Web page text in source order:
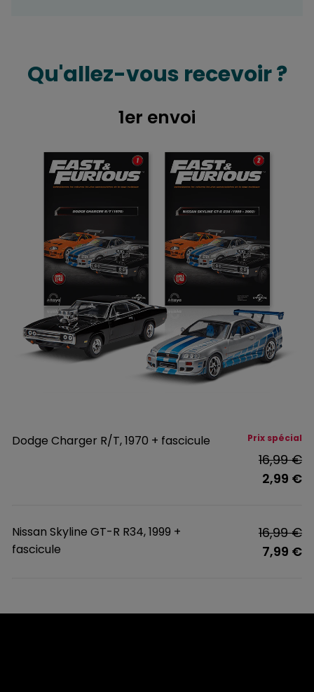
Qu'allez-vous recevoir ?
1er envoi
Dodge Charger R/T, 1970 + fascicule Prix spécial
16,99 €
2,99 €
Nissan Skyline GT-R R34, 1999 +
fascicule
16,99 €
7,99 €